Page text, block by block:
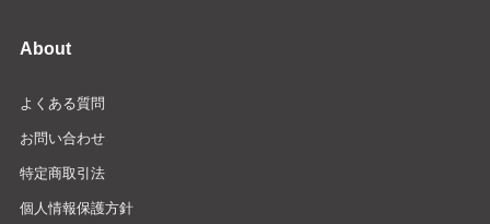
About
よくある質問
お問い合わせ
特定商取引法
個人情報保護方針